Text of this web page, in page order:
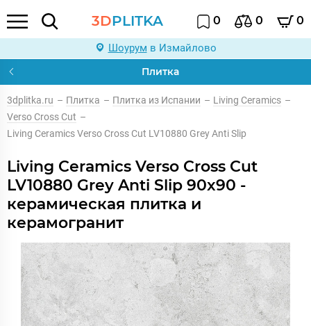
3DPLITKA 0 0 0
Шоурум в Измайлово
Плитка
3dplitka.ru – Плитка – Плитка из Испании – Living Ceramics –
Verso Cross Cut –
Living Ceramics Verso Cross Cut LV10880 Grey Anti Slip
Living Ceramics Verso Cross Cut
LV10880 Grey Anti Slip 90x90 -
керамическая плитка и
керамогранит